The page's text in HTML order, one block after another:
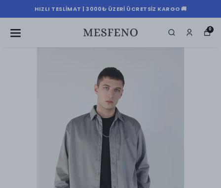
HIZLI TESLIMAT | 3000₺ ÜZERI ÜCRETSIZ KARGO 🚚
0